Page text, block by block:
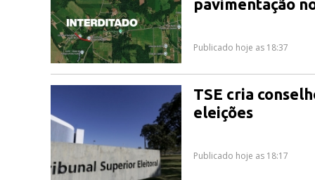
pavimentação
Publicado hoje as 18:37
TSE cria
eleições
Publicado hoje as 18:17